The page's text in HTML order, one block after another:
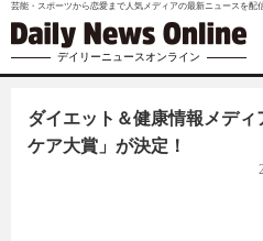
芸能・スポーツから恋愛まで人気メディアの最新ニュースを配
デイリーニュースオンライン
ダイエット＆健康情報メデ
ケア大賞」が決定！